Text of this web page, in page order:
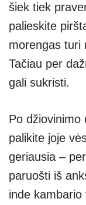
šiek tiek
palieskite
morengas turi
Tačiau per
gali sukristi.
Po džiovinimo
palikite joje
geriausia –
paruošti iš
inde